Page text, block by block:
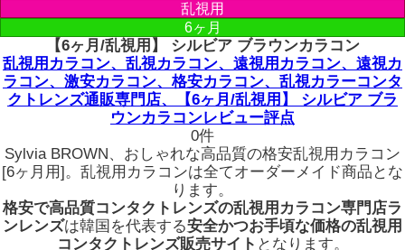
乱視用
6ヶ月
【6ヶ月/乱視用】 シルビア ブラウンカラコン
乱視用カラコン、乱視カラコン、遠視用カラコン、遠視カ
ラコン、激安カラコン、格安カラコン、乱視カラーコンタ
クトレンズ通販専門店、【6ヶ月/乱視用】 シルビア ブラ
ウンカラコンレビュー評点
0件
Sylvia BROWN、おしゃれな高品質の格安乱視用カラコン
[6ヶ月用]。乱視用カラコンは全てオーダーメイド商品とな
ります。
格安で高品質コンタクトレンズの乱視用カラコン専門店ラ
ンレンズは韓国を代表する安全かつお手頃な価格の乱視用
コンタクトレンズ販売サイト となります。